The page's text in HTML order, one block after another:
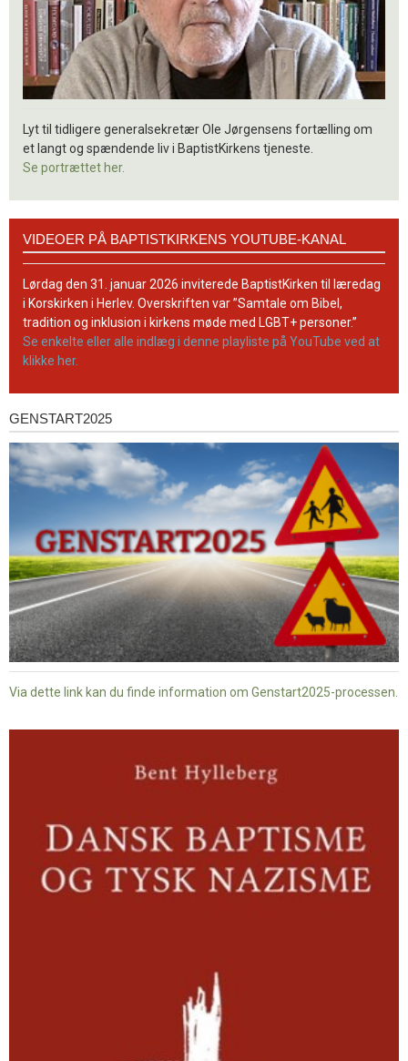
Lyt til tidligere generalsekretær Ole Jørgensens fortælling om
et langt og spændende liv i BaptistKirkens tjeneste.
Se portrættet her.
BaptistKirkens
YouTube-
kanal
VIDEOER PÅ BAPTISTKIRKENS YOUTUBE-KANAL
Lørdag den 31. januar 2026 inviterede BaptistKirken til læredag
i Korskirken i Herlev. Overskriften var ”Samtale om Bibel,
tradition og inklusion i kirkens møde med LGBT+ personer.”
Se enkelte eller alle indlæg i denne playliste på YouTube ved at
klikke her.
Genstart2025
GENSTART2025
Via dette link kan du finde information om Genstart2025-processen.